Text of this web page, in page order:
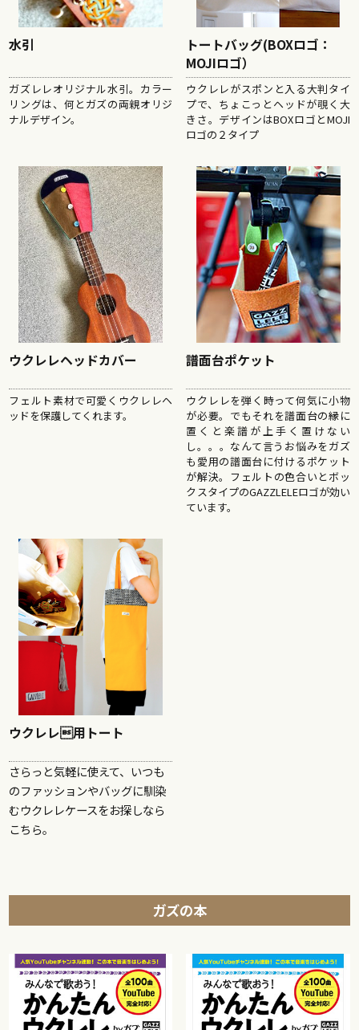
水引
ガズレレオリジナル水引。カラー
リングは、何とガズの両親オリジ
ナルデザイン。
トートバッグ(BOXロゴ：
MOJIロゴ）
ウクレレがスポンと入る大判タイ
プで、ちょこっとヘッドが覗く大
きさ。デザインはBOXロゴとMOJI
ロゴの２タイプ
ウクレレヘッドカバー
フェルト素材で可愛くウクレレヘ
ッドを保護してくれます。
譜面台ポケット
ウクレレを弾く時って何気に小物
が必要。でもそれを譜面台の縁に
置くと楽譜が上手く置けない
し。。。なんて言うお悩みをガズ
も愛用の譜面台に付けるポケット
が解決。フェルトの色合いとボッ
クスタイプのGAZZLELEロゴが効い
ています。
ウクレレ用トート
さらっと気軽に使えて、いつも
のファッションやバッグに馴染
むウクレレケースをお探しなら
こちら。
ガズの本